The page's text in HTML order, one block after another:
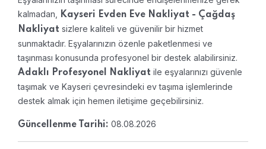
kalmadan,
Kayseri Evden Eve Nakliyat - Çağdaş
Nakliyat sizlere kaliteli ve güvenilir bir hizmet
sunmaktadır. Eşyalarınızın özenle paketlenmesi ve
taşınması konusunda profesyonel bir destek alabilirsiniz.
Adaklı Profesyonel Nakliyat ile eşyalarınızı güvenle
taşımak ve Kayseri çevresindeki ev taşıma işlemlerinde
destek almak için hemen iletişime geçebilirsiniz.
Güncellenme Tarihi: 08.08.2026